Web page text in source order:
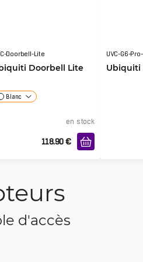
Doorbell-Lite
Doorbell Lite
Blanc
en stock
118.90 €
UVC-G6-
Ubiquiti
d'accès